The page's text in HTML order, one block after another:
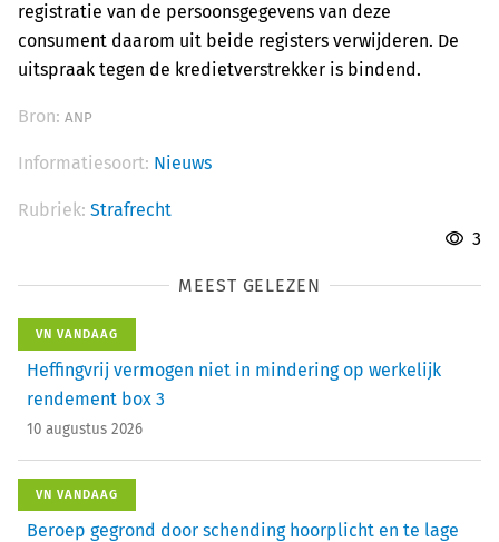
registratie van de persoonsgegevens van deze
consument daarom uit beide registers verwijderen. De
uitspraak tegen de kredietverstrekker is bindend.
Bron: ANP
Informatiesoort: Nieuws
Rubriek: Strafrecht
3
MEEST GELEZEN
VN VANDAAG
Heffingvrij vermogen niet in mindering op werkelijk
rendement box 3
10 augustus 2026
VN VANDAAG
Beroep gegrond door schending hoorplicht en te lage